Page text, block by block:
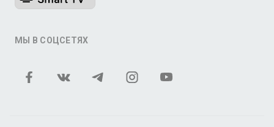
МЫ В СОЦСЕТЯХ